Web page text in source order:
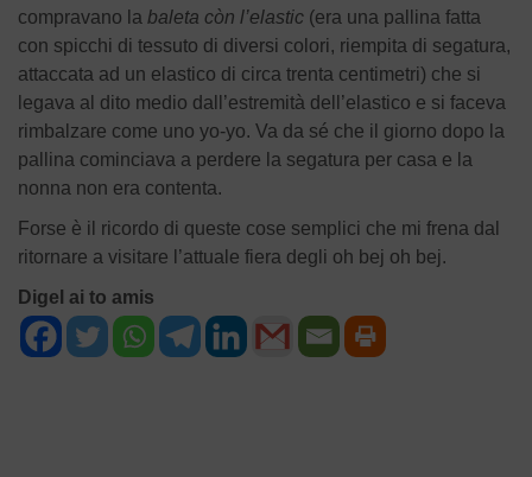
compravano la baleta còn l’elastic (era una pallina fatta
con spicchi di tessuto di diversi colori, riempita di segatura,
attaccata ad un elastico di circa trenta centimetri) che si
legava al dito medio dall’estremità dell’elastico e si faceva
rimbalzare come uno yo-yo. Va da sé che il giorno dopo la
pallina cominciava a perdere la segatura per casa e la
nonna non era contenta.
Forse è il ricordo di queste cose semplici che mi frena dal
ritornare a visitare l’attuale fiera degli oh bej oh bej.
Digel ai to amis